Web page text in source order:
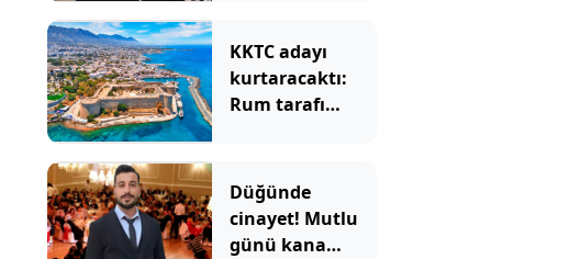
KKTC adayı
kurtaracaktı:
Rum tarafı
Düğünde
cinayet! Mutlu
günü kana